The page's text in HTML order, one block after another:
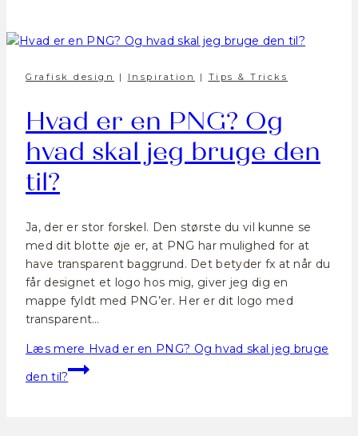
Grafisk design | Inspiration | Tips & Tricks
Hvad er en PNG? Og
hvad skal jeg bruge den
til?
Ja, der er stor forskel. Den største du vil kunne se
med dit blotte øje er, at PNG har mulighed for at
have transparent baggrund. Det betyder fx at når du
får designet et logo hos mig, giver jeg dig en
mappe fyldt med PNG’er. Her er dit logo med
transparent…
Læs mere Hvad er en PNG? Og hvad skal jeg bruge
den til?